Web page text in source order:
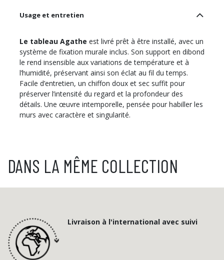
Usage et entretien
Le tableau Agathe est livré prêt à être installé, avec un
système de fixation murale inclus. Son support en dibond
le rend insensible aux variations de température et à
l’humidité, préservant ainsi son éclat au fil du temps.
Facile d’entretien, un chiffon doux et sec suffit pour
préserver l’intensité du regard et la profondeur des
détails. Une œuvre intemporelle, pensée pour habiller les
murs avec caractère et singularité.
DANS LA MÊME COLLECTION
Livraison à l'international avec suivi